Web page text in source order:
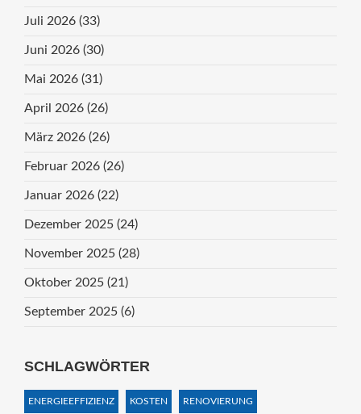
Juli 2026 (33)
Juni 2026 (30)
Mai 2026 (31)
April 2026 (26)
März 2026 (26)
Februar 2026 (26)
Januar 2026 (22)
Dezember 2025 (24)
November 2025 (28)
Oktober 2025 (21)
September 2025 (6)
SCHLAGWÖRTER
ENERGIEEFFIZIENZ KOSTEN RENOVIERUNG